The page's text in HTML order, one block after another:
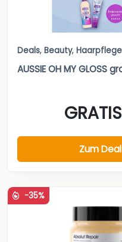
Deals, Beauty, Haarpflege
AUSSIE OH MY GLOSS
Zum Deal
-35%